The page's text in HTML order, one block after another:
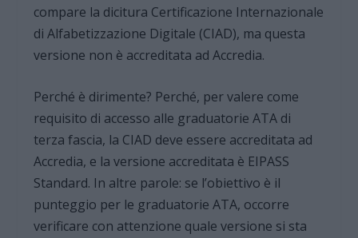
compare la dicitura Certificazione Internazionale
di Alfabetizzazione Digitale (CIAD), ma questa
versione non è accreditata ad Accredia.
Perché è dirimente? Perché, per valere come
requisito di accesso alle graduatorie ATA di
terza fascia, la CIAD deve essere accreditata ad
Accredia, e la versione accreditata è EIPASS
Standard. In altre parole: se l’obiettivo è il
punteggio per le graduatorie ATA, occorre
verificare con attenzione quale versione si sta